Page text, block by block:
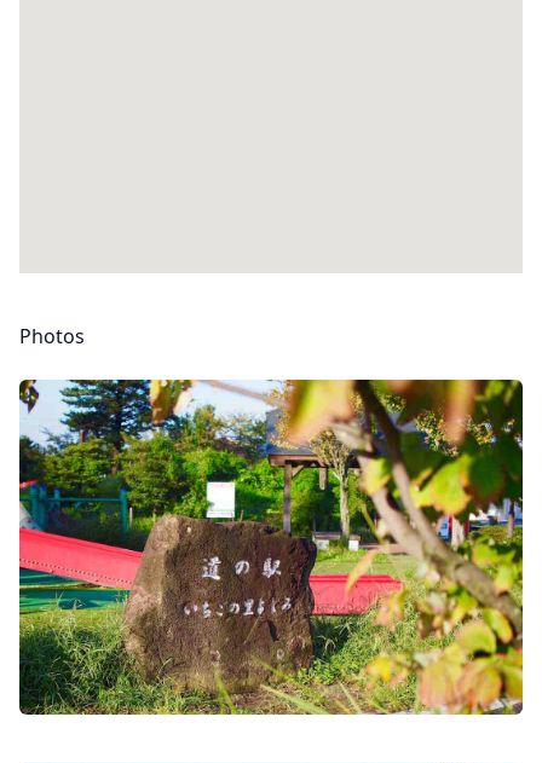
Photos